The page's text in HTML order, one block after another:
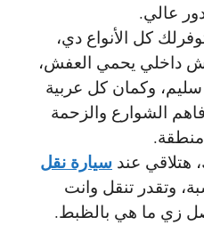
عالي.
كل الأنواع دي،
داخلي يحمي العفش،
وكمان كل عربية
الشوارع والزحمة
هتلاقي عند سيارة نقل
وتقدر تنقل وانت
زي ما هي بالظبط.